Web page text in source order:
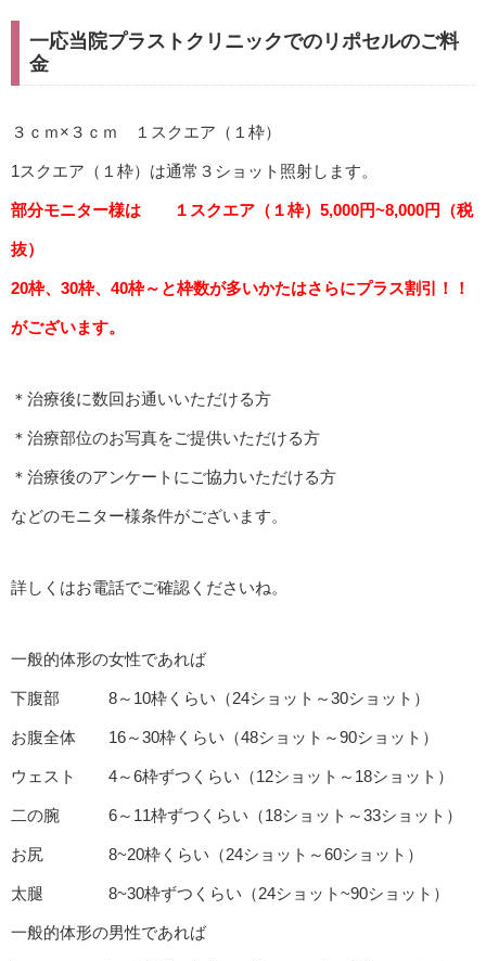
一応当院プラストクリニックでのリポセルのご料
金
３ｃｍ×３ｃｍ １スクエア（１枠）
1スクエア（１枠）は通常３ショット照射します。
部分モニター様は １スクエア（１枠）5,000円~8,000円（税
抜）
20枠、30枠、40枠～と枠数が多いかたはさらにプラス割引！！
がございます。
＊治療後に数回お通いいただける方
＊治療部位のお写真をご提供いただける方
＊治療後のアンケートにご協力いただける方
などのモニター様条件がございます。
詳しくはお電話でご確認くださいね。
一般的体形の女性であれば
下腹部 8～10枠くらい（24ショット～30ショット）
お腹全体 16～30枠くらい（48ショット～90ショット）
ウェスト 4～6枠ずつくらい（12ショット～18ショット）
二の腕 6～11枠ずつくらい（18ショット～33ショット）
お尻 8~20枠くらい（24ショット～60ショット）
太腿 8~30枠ずつくらい（24ショット~90ショット）
一般的体形の男性であれば